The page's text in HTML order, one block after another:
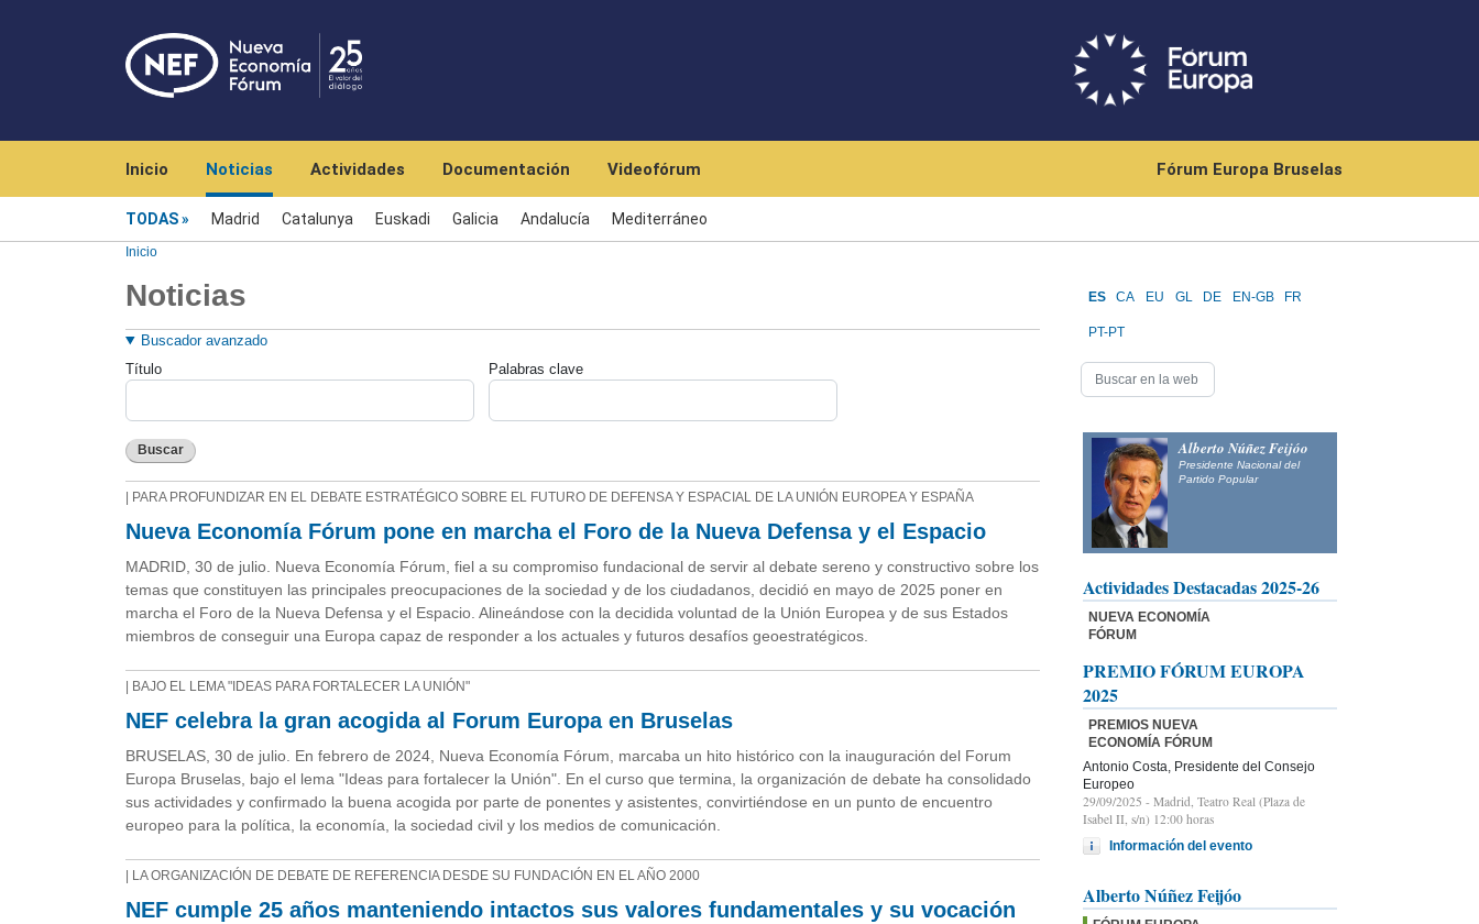
Inicio Noticias Actividades Documentación Videofórum Fórum Europa Bruselas
TODAS Madrid Catalunya Euskadi Galicia Andalucía Mediterráneo
Inicio
Noticias
Buscador avanzado
Título
Palabras clave
Buscar
| PARA PROFUNDIZAR EN EL DEBATE ESTRATÉGICO SOBRE EL FUTURO DE DEFENSA Y ESPACIAL DE LA UNIÓN EUROPEA Y ESPAÑA
Nueva Economía Fórum pone en marcha el Foro de la Nueva Defensa y el Espacio
MADRID, 30 de julio. Nueva Economía Fórum, fiel a su compromiso fundacional de servir al debate sereno y constructivo sobre los
temas que constituyen las principales preocupaciones de la sociedad y de los ciudadanos, decidió en mayo de 2025 poner en
marcha el Foro de la Nueva Defensa y el Espacio. Alineándose con la decidida voluntad de la Unión Europea y de sus Estados
miembros de conseguir una Europa capaz de responder a los actuales y futuros desafíos geoestratégicos.
| BAJO EL LEMA "IDEAS PARA FORTALECER LA UNIÓN"
NEF celebra la gran acogida al Forum Europa en Bruselas
BRUSELAS, 30 de julio. En febrero de 2024, Nueva Economía Fórum, marcaba un hito histórico con la inauguración del Forum
Europa Bruselas, bajo el lema "Ideas para fortalecer la Unión". En el curso que termina, la organización de debate ha consolidado
sus actividades y confirmado la buena acogida por parte de ponentes y asistentes, convirtiéndose en un punto de encuentro
europeo para la política, la economía, la sociedad civil y los medios de comunicación.
| LA ORGANIZACIÓN DE DEBATE DE REFERENCIA DESDE SU FUNDACIÓN EN EL AÑO 2000
NEF cumple 25 años manteniendo intactos sus valores fundamentales y su vocación
ES CA EU GL DE EN-GB FR
PT-PT
Alberto Núñez Feijóo
Presidente Nacional del
Partido Popular
Actividades Destacadas 2025-26
NUEVA ECONOMÍA
FÓRUM
PREMIO FÓRUM EUROPA
2025
PREMIOS NUEVA
ECONOMÍA FÓRUM
Antonio Costa, Presidente del Consejo
Europeo
29/09/2025 - Madrid, Teatro Real (Plaza de
Isabel II, s/n) 12:00 horas
Información del evento
Alberto Núñez Feijóo